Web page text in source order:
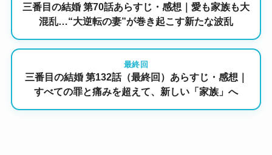
三番目の結婚 第70話あらすじ・感想｜愛も家族も大
混乱…“大逆転の妻”が巻き起こす新たな波乱
最終回
三番目の結婚 第132話（最終回）あらすじ・感想｜
すべての罪と痛みを超えて、新しい「家族」へ